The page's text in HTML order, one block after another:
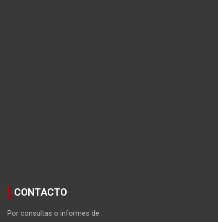
CONTACTO
Por consultas o informes de :